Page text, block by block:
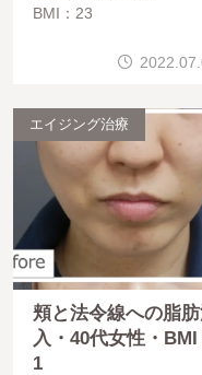
BMI：23
エイジング治療
頬と法令線への脂
入・40代女性・BMI
1